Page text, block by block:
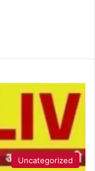
Uncategorized